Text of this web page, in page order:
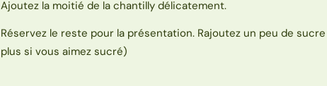
Ajoutez la moitié de la chantilly délicatement.
Réservez le reste pour la présentation. Rajoutez un peu de
plus si vous aimez sucré)